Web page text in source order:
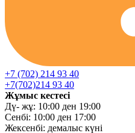
+7 (702) 214 93 40
+7(702)214 93 40
Жұмыс кестесі
Дү- жұ: 10:00 ден 19:00
Сенбі: 10:00 ден 17:00
Жексенбі: демалыс күні